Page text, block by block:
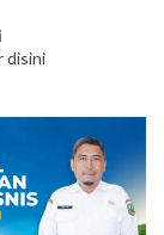
disini